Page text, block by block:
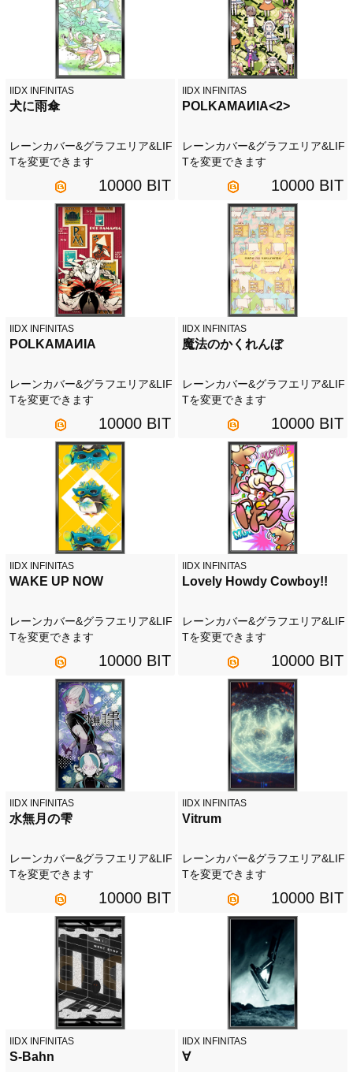
IIDX INFINITAS
犬に雨傘
レーンカバー&グラフエリア&LIF
Tを変更できます
10000 BIT
IIDX INFINITAS
POLKAMAИIA<2>
レーンカバー&グラフエリア&LIF
Tを変更できます
10000 BIT
IIDX INFINITAS
POLKAMAИIA
レーンカバー&グラフエリア&LIF
Tを変更できます
10000 BIT
IIDX INFINITAS
魔法のかくれんぼ
レーンカバー&グラフエリア&LIF
Tを変更できます
10000 BIT
IIDX INFINITAS
WAKE UP NOW
レーンカバー&グラフエリア&LIF
Tを変更できます
10000 BIT
IIDX INFINITAS
Lovely Howdy Cowboy!!
レーンカバー&グラフエリア&LIF
Tを変更できます
10000 BIT
IIDX INFINITAS
水無月の雫
レーンカバー&グラフエリア&LIF
Tを変更できます
10000 BIT
IIDX INFINITAS
Vitrum
レーンカバー&グラフエリア&LIF
Tを変更できます
10000 BIT
IIDX INFINITAS
S-Bahn
IIDX INFINITAS
∀